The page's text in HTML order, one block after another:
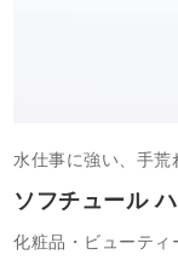
ソフチュール
水仕事に強い、手荒
化粧品・ビューティ